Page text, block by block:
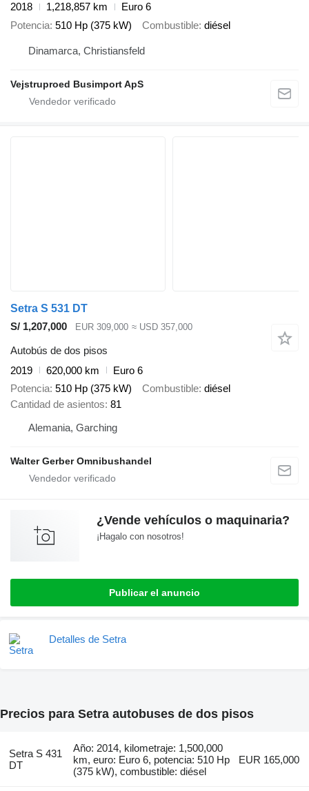
2018
1,218,857 km
Euro 6
Potencia 510 Hp (375 kW) Combustible diésel
Dinamarca, Christiansfeld
Vejstruproed Busimport ApS
Setra S 531 DT
S/ 1,207,000
EUR 309,000 ≈ USD 357,000
Autobús de dos pisos
2019
620,000 km
Euro 6
Potencia 510 Hp (375 kW) Combustible diésel
Cantidad de asientos 81
Alemania, Garching
Walter Gerber Omnibushandel
¿Vende vehículos o maquinaria?
¡Hagalo con nosotros!
Publicar el anuncio
Detalles de Setra
Precios para Setra autobuses de dos pisos
Setra S 431
DT
Año: 2014, kilometraje: 1,500,000
km, euro: Euro 6, potencia: 510 Hp
(375 kW), combustible: diésel
EUR 165,000